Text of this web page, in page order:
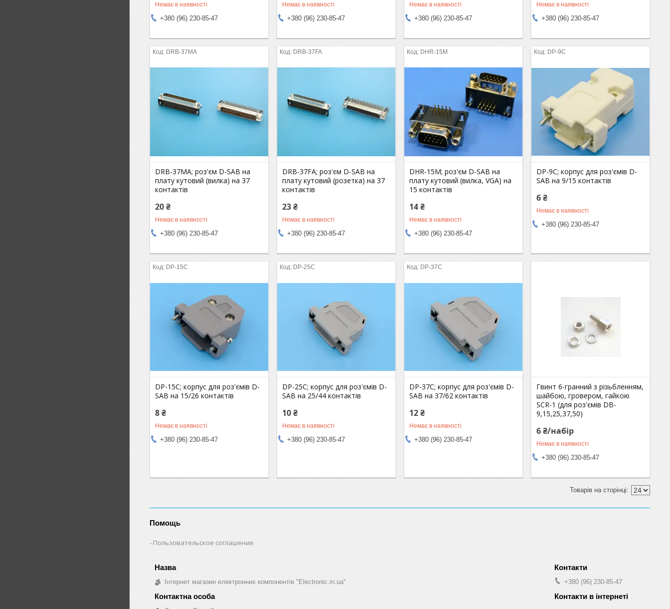
Немає в наявності
+380 (96) 230-85-47
Немає в наявності
+380 (96) 230-85-47
Немає в наявності
+380 (96) 230-85-47
Немає в наявності
+380 (96) 230-85-47
DRB-37MA
DRB-37MA; роз'єм D-SAB на
плату кутовий (вилка) на 37
контактів
20 ₴
Немає в наявності
+380 (96) 230-85-47
DRB-37FA
DRB-37FA; роз'єм D-SAB на
плату кутовий (розетка) на 37
контактів
23 ₴
Немає в наявності
+380 (96) 230-85-47
DHR-15M
DHR-15M; роз'єм D-SAB на
плату кутовий (вилка, VGA) на
15 контактів
14 ₴
Немає в наявності
+380 (96) 230-85-47
DP-9C
DP-9C; корпус для роз'ємів D-
SAB на 9/15 контактів
6 ₴
Немає в наявності
+380 (96) 230-85-47
DP-15C
DP-15C; корпус для роз'ємів D-
SAB на 15/26 контактів
8 ₴
Немає в наявності
+380 (96) 230-85-47
DP-25C
DP-25C; корпус для роз'ємів D-
SAB на 25/44 контактів
10 ₴
Немає в наявності
+380 (96) 230-85-47
DP-37C
DP-37C; корпус для роз'ємів D-
SAB на 37/62 контактів
12 ₴
Немає в наявності
+380 (96) 230-85-47
Гвинт 6-гранний з різьбленням,
шайбою, гровером, гайкою
SCR-1 (для роз'ємів DB-
9,15,25,37,50)
6 ₴/набір
Немає в наявності
+380 (96) 230-85-47
Помощь
Пользовательское соглашение
Інтернет магазин електронних компонентів "Electronic.in.ua" +380 (96) 230-85-47